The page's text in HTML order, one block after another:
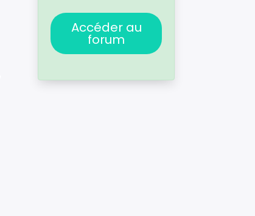
Accéder au
forum